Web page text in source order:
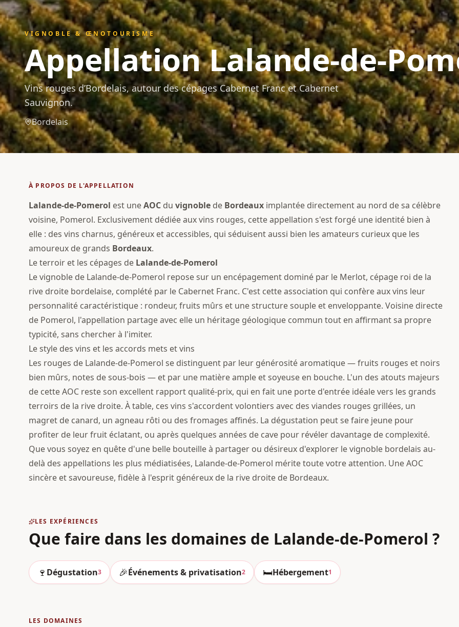
VIGNOBLE & ŒNOTOURISME
AppellationLalande-de-
Vins rouges d’Bordelais, autour des cépages Cabernet Franc et Cabernet
Sauvignon.
Bordelais
À PROPOS DE L'APPELLATION
Lalande-de-Pomerol est uneAOC du vignoble de Bordeaux implantée directement au nord de sa célèbre
voisine, Pomerol. Exclusivement dédiée aux vins rouges, cette appellation s'est forgé une identité bien à
elle : des vins charnus, généreux et accessibles, qui séduisent aussi bien les amateurs curieux que les
amoureux de grands Bordeaux.
Le terroir et les cépages de Lalande-de-Pomerol
Le vignoble de Lalande-de-Pomerol repose sur un encépagement dominé par le Merlot, cépage roi de la
rive droite bordelaise, complété par le Cabernet Franc. C'est cette association qui confère aux vins leur
personnalité caractéristique : rondeur, fruits mûrs et une structure souple et enveloppante. Voisine directe
de Pomerol, l'appellation partage avec elle un héritage géologique commun tout en affirmant sa propre
typicité, sans chercher à l'imiter.
Le style des vins et les accords mets et vins
Les rouges de Lalande-de-Pomerol se distinguent par leur générosité aromatique — fruits rouges et noirs
bien mûrs, notes de sous-bois — et par une matière ample et soyeuse en bouche. L'un des atouts majeurs
de cette AOC reste son excellent rapport qualité-prix, qui en fait une porte d'entrée idéale vers les grands
terroirs de la rive droite. À table, ces vins s'accordent volontiers avec des viandes rouges grillées, un
magret de canard, un agneau rôti ou des fromages affinés. La dégustation peut se faire jeune pour
profiter de leur fruit éclatant, ou après quelques années de cave pour révéler davantage de complexité.
Que vous soyez en quête d'une belle bouteille à partager ou désireux d'explorer le vignoble bordelais au-
delà des appellations les plus médiatisées, Lalande-de-Pomerol mérite toute votre attention. Une AOC
sincère et savoureuse, fidèle à l'esprit généreux de la rive droite de Bordeaux.
LES EXPÉRIENCES
Que faire dans les domaines de Lalande-de-Pomerol ?
🍷 Dégustation3 🎉Événements & privatisation2 🛏️Hébergement1
LES DOMAINES